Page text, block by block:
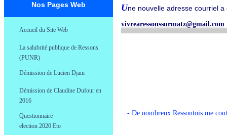
Nos Pages Web
Accueil du Site Web
La salubrité publique de Ressons
(PUNR)
Démission de Lucien Djani
Démission de Claudine Dufour en
2016
Questionnaire
election 2020
Une nouvelle adresse courriel
vivrearessonssurmatz@gmail.com
- De nombreux Ressontois me